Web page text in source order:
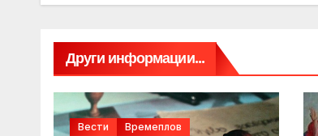
Други информации...
Вести Времеплов